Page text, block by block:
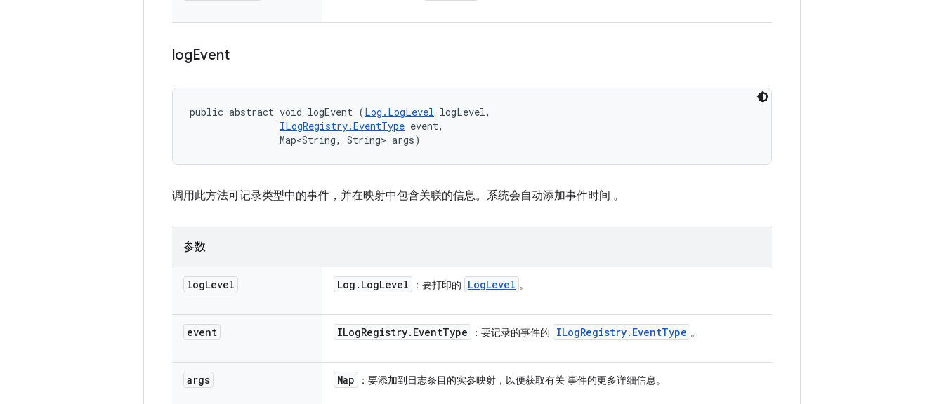
logEvent
public abstract void logEvent (Log.LogLevel logLevel,
ILogRegistry.EventType event,
                Map<String, String> args)
调用此方法可记录类型中的事件，并在映射中包含关联的信息。系统会自动添加事件时间 。
参数
logLevel Log . LogLevel ：要打印的 LogLevel 。
event ILogRegistry. EventType ：要记录的事件的 ILogRegistry. EventType 。
args Map ：要添加到日志条目的实参映射，以便获取有关 事件的更多详细信息。